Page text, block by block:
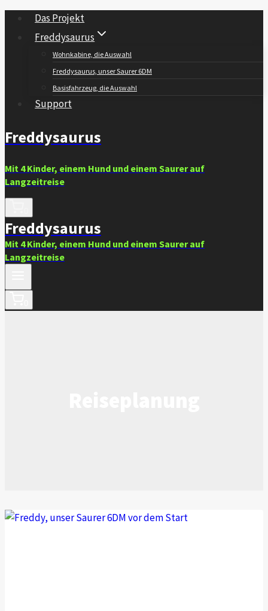
Das Projekt
Freddysaurus
Wohnkabine, die Auswahl
Freddysaurus, unser Saurer 6DM
Basisfahrzeug, die Auswahl
Support
Freddysaurus
Mit 4 Kinder, einem Hund und einem Saurer auf
Langzeitreise
Freddysaurus
Mit 4 Kinder, einem Hund und einem Saurer auf
Langzeitreise